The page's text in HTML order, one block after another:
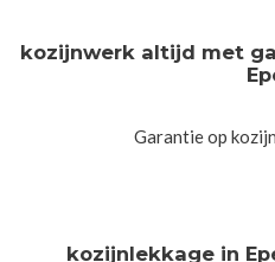
kozijnwerk altijd met
Garantie op
kozijnlekkage in